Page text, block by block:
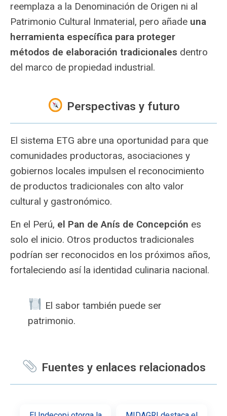
reemplaza a la Denominación de Origen ni al
Patrimonio Cultural Inmaterial, pero añade una
herramienta específica para proteger
métodos de elaboración tradicionales dentro
del marco de propiedad industrial.
Perspectivas y futuro
El sistema ETG abre una oportunidad para que
comunidades productoras, asociaciones y
gobiernos locales impulsen el reconocimiento
de productos tradicionales con alto valor
cultural y gastronómico.
En el Perú, el Pan de Anís de Concepción es
solo el inicio. Otros productos tradicionales
podrían ser reconocidos en los próximos años,
fortaleciendo así la identidad culinaria nacional.
️ El sabor también puede ser
patrimonio.
Fuentes y enlaces relacionados